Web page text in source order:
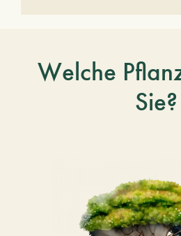
Welche
Sie?